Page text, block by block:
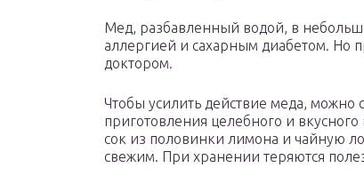
Мед, разбавленный водой, в
аллергией и сахарным диабетом. Но
доктором.
Чтобы усилить действие меда, можно
приготовления целебного и
сок из половинки лимона и чайную
свежим. При хранении теряются